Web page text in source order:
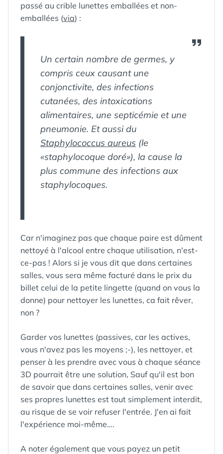
passé au crible lunettes emballées et non-
emballées (via) :
Un certain nombre de germes, y
compris ceux causant une
conjonctivite, des infections
cutanées, des intoxications
alimentaires, une septicémie et une
pneumonie. Et aussi du
Staphylococcus aureus (le
«staphylocoque doré»), la cause la
plus commune des infections aux
staphylocoques.
Car n'imaginez pas que chaque paire est dûment
nettoyé à l'alcool entre chaque utilisation, n'est-
ce-pas ! Alors si je vous dit que dans certaines
salles, vous sera même facturé dans le prix du
billet celui de la petite lingette (quand on vous la
donne) pour nettoyer les lunettes, ca fait rêver,
non ?
Garder vos lunettes (passives, car les actives,
vous n'avez pas les moyens ;-), les nettoyer, et
penser à les prendre avec vous à chaque séance
3D pourrait être une solution, Sauf qu'il est bon
de savoir que dans certaines salles, venir avec
ses propres lunettes est tout simplement interdit,
au risque de se voir refuser l'entrée. J'en ai fait
l'expérience moi-même….
A noter également que vous payez un petit